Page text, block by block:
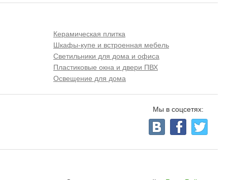
Керамическая плитка
Шкафы-купе и встроенная мебель
Светильники для дома и офиса
Пластиковые окна и двери ПВХ
Освещение для дома
Мы в соцсетях: